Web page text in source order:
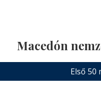
Macedón
Első 50